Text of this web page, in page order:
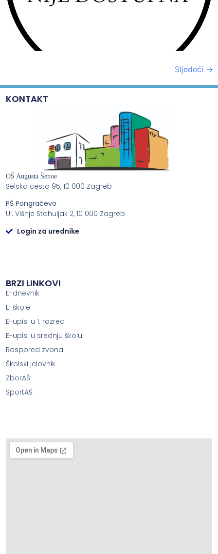
Sljedeći →
KONTAKT
OŠ Augusta Šenoe
Selska cesta 95, 10 000 Zagreb
PŠ Pongračevo
Ul. Višnje Stahuljak 2, 10 000 Zagreb
Login za urednike
BRZI LINKOVI
E-dnevnik
E-škole
E-upisi u 1. razred
E-upisi u srednju školu
Raspored zvona
Školski jelovnik
ZborAŠ
SportAŠ